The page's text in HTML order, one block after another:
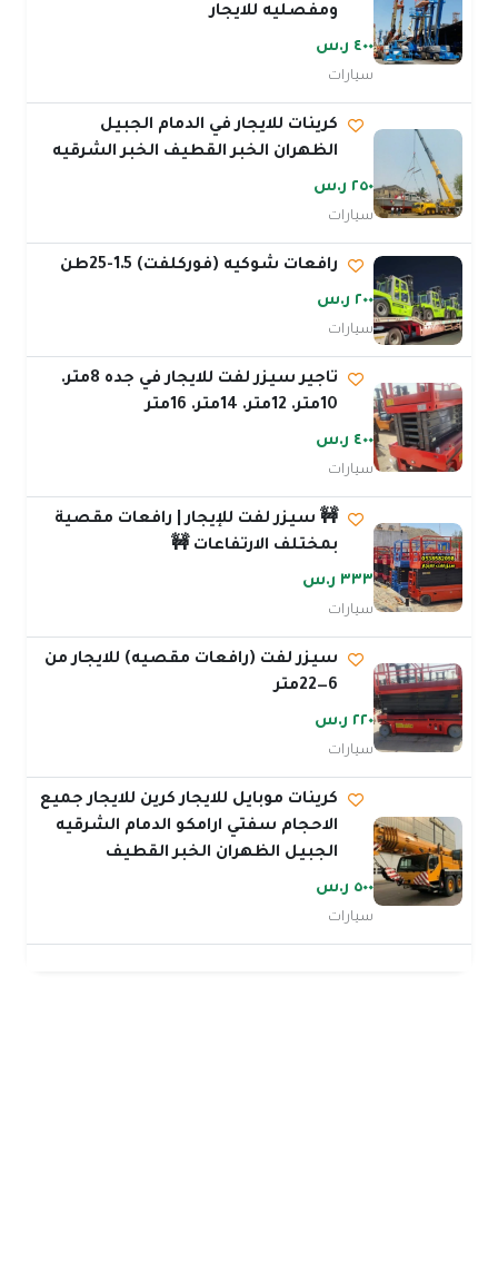
ومفصليه للايجار
٤٠٠ ر.س
سيارات
كرينات للايجار في الدمام الجبيل
الظهران الخبر القطيف الخبر الشرقيه
٢٥٠ ر.س
سيارات
رافعات شوكيه (فوركلفت) 1.5-25طن
٢٠٠ ر.س
سيارات
تاجير سيزر لفت للايجار في جده 8متر.
10متر. 12متر. 14متر. 16متر
٤٠٠ ر.س
سيارات
🚧 سيزر لفت للإيجار | رافعات مقصية
بمختلف الارتفاعات 🚧
٣٣٣ ر.س
سيارات
سيزر لفت (رافعات مقصيه) للايجار من
6—22متر
٢٢٠ ر.س
سيارات
كرينات موبايل للايجار كرين للايجار جميع
الاحجام سفتي ارامكو الدمام الشرقيه
الجبيل الظهران الخبر القطيف
٥٠٠ ر.س
سيارات